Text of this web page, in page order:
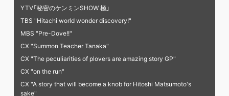
YTV「秘密のケンミンSHOW 極」
TBS "Hitachi world wonder discovery!"
MBS "Pre-Dove!!"
CX "Summon Teacher Tanaka"
CX "The peculiarities of plovers are amazing story GP"
CX "on the run"
CX "A story that will become a knob for Hitoshi Matsumoto's
sake"